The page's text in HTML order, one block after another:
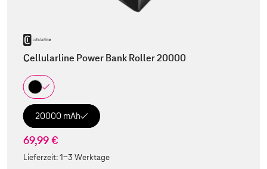
Cellularline Power Bank Roller 20000
20000 mAh
69,99 €
Lieferzeit:1-3 Werktage